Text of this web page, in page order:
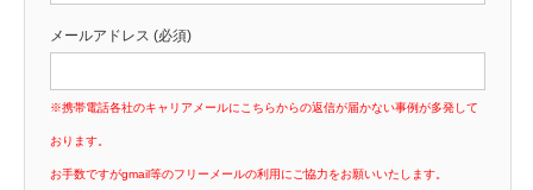
メールアドレス (必須)
※携帯電話各社のキャリアメールにこちらからの返信が届かない事例が多発して
おります。
お手数ですがgmail等のフリーメールの利用にご協力をお願いいたします。